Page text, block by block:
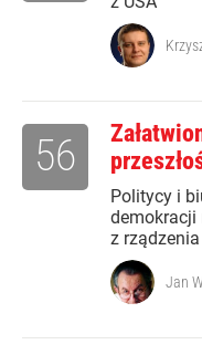
Politycy i
demokracji
z rządzenia
56
Jan